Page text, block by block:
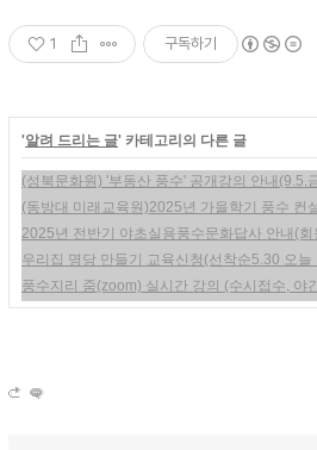
1 구독하기
'알려 드리는 글' 카테고리의 다른 글
(성북문화원) '부동산 풍수' 공개강의 안내(9.5.
(동방대 미래교육원)2025년 가을학기 풍수 컨
2025년 전반기 야초실용풍수문화답사 안내(회
우리집 명당 만들기 교육신청(선착순5.30 오늘
풍수지리 줌(zoom) 실시간 강의 (수시접수, 야